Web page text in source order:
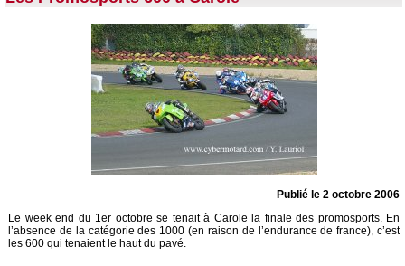
Publié le 2 octobre 2006
Le week end du 1er octobre se tenait à Carole la finale des promosports. En
l’absence de la catégorie des 1000 (en raison de l’endurance de france), c’est
les 600 qui tenaient le haut du pavé.